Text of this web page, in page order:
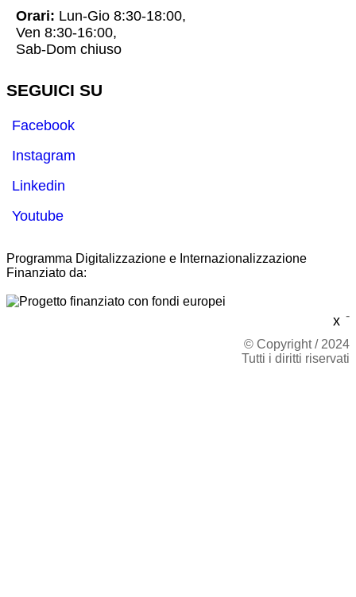
x
Orari: Lun-Gio 8:30-18:00,
Ven 8:30-16:00,
Sab-Dom chiuso
SEGUICI SU
Facebook
Instagram
Linkedin
Youtube
Programma Digitalizzazione e Internazionalizzazione
Finanziato da:
-
© Copyright / 2024
Tutti i diritti riservati